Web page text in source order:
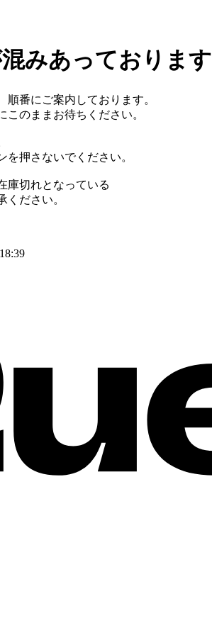
みあっております
番にご案内しております。
のままお待ちください。
押さないでください。
庫切れとなっている
ください。
18:39